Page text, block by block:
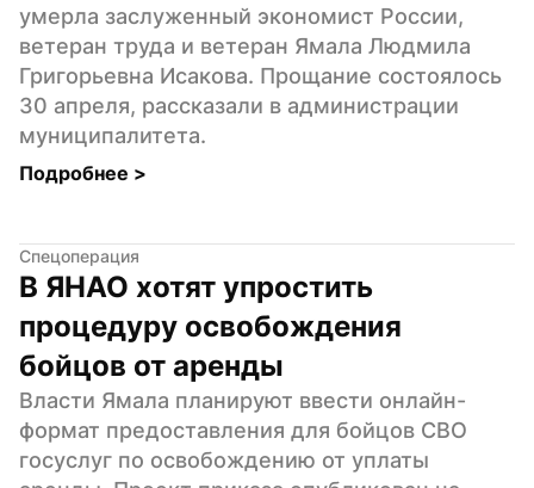
умерла заслуженный экономист России,
ветеран труда и ветеран Ямала Людмила
Григорьевна Исакова. Прощание состоялось
30 апреля, рассказали в администрации
муниципалитета.
Подробнее >
Спецоперация
В ЯНАО хотят упростить
процедуру освобождения
бойцов от аренды
Власти Ямала планируют ввести онлайн-
формат предоставления для бойцов СВО
госуслуг по освобождению от уплаты